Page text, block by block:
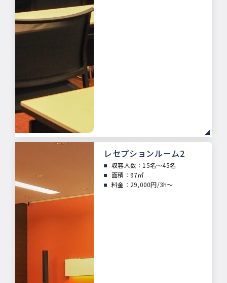
レセプションルーム2
収容人数：15名～45名
面積： 97㎡
料金：29,000円/3h～